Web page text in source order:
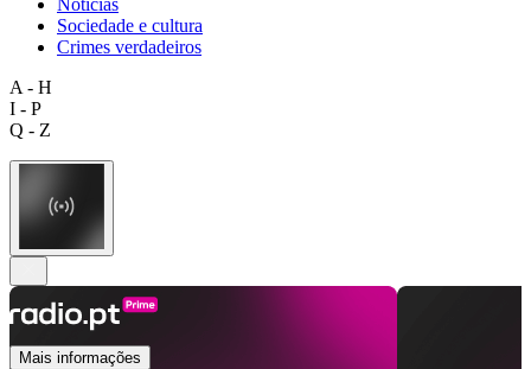
Sociedade e cultura
Crimes verdadeiros
A - H
I - P
Q - Z
Mais informações